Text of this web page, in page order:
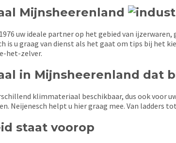
Mijnsheerenland
uw ideale partner op het gebied van
is u graag van dienst als het gaat om tips bij het
het-zelver.
in Mijnsheerenland dat
klimmateriaal beschikbaar, dus ook voor
Neijenesch helpt u hier graag mee. Van ladders
staat voorop